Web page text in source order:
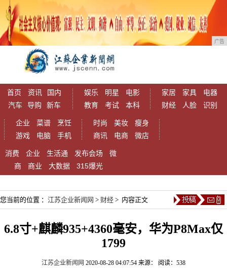
广告
首页 资讯
国内
汽车
导购 新车
娱乐 明星
电影
教育
考试 本科
家居 家具
电器
财经
人脸 识别
企业 菜谱
烹饪
游戏
电脑 手机
时尚 美妆
瘦身
商讯
电商 微店
消费 企业 生活通 发布会场
微
商
商业 大数据 315爆光
您当前的位置 ： 江苏企业新闻网 > 财经 > 内容正文
6.8寸+麒麟935+4360毫安，华为P8Max仅
1799
江苏企业新闻网 2020-08-28 04:07:54 来源： 阅读：538